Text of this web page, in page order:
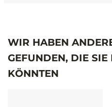
WIR HABEN
GEFUNDEN, DIE SIE
KÖNNTEN